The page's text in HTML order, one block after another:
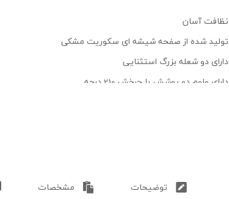
نظافت آسان
تولید شده از صفحه شیشه ای سکوریت مشکی
دارای دو شعله بزرگ استثنایی
دارای ولوم دو پوشش با چرخش 210 درجه
شاسی عمیق کششیتوضیحات مشخصات